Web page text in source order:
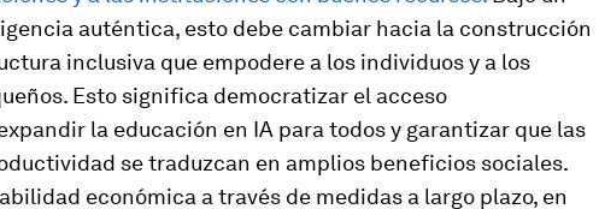
auténtica, esto debe cambiar hacia la construcción
inclusiva que empodere a los individuos y a los
Esto significa democratizar el acceso
la educación en IA para todos y garantizar que las
se traduzcan en amplios beneficios sociales.
económica a través de medidas a largo plazo, en